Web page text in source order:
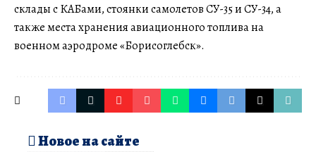
склады с КАБами, стоянки самолетов СУ-35 и СУ-34, а
также места хранения авиационного топлива на
военном аэродроме «Борисоглебск».
Новое на сайте